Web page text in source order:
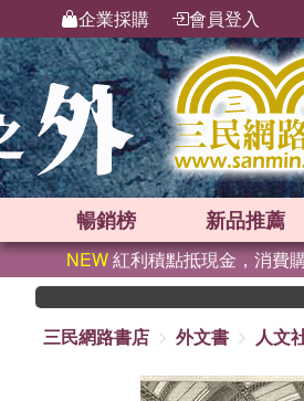
企業採購 會員登入
暢銷榜 新品推薦
NEW紅利積點抵現金，消費
三民網路書店
外文書 人文